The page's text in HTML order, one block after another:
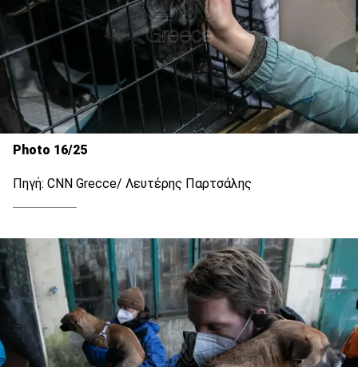
Photo 16/25
Πηγή: CNN Grecce/ Λευτέρης Παρτσάλης